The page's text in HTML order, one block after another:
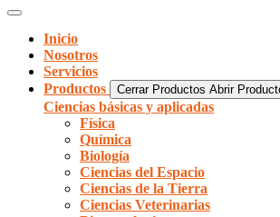
Inicio
Nosotros
Servicios
Productos
Cerrar Productos Abrir
Ciencias básicas y aplicadas
Física
Química
Biología
Ciencias del Espacio
Ciencias de la Tierra
Ciencias Veterinarias